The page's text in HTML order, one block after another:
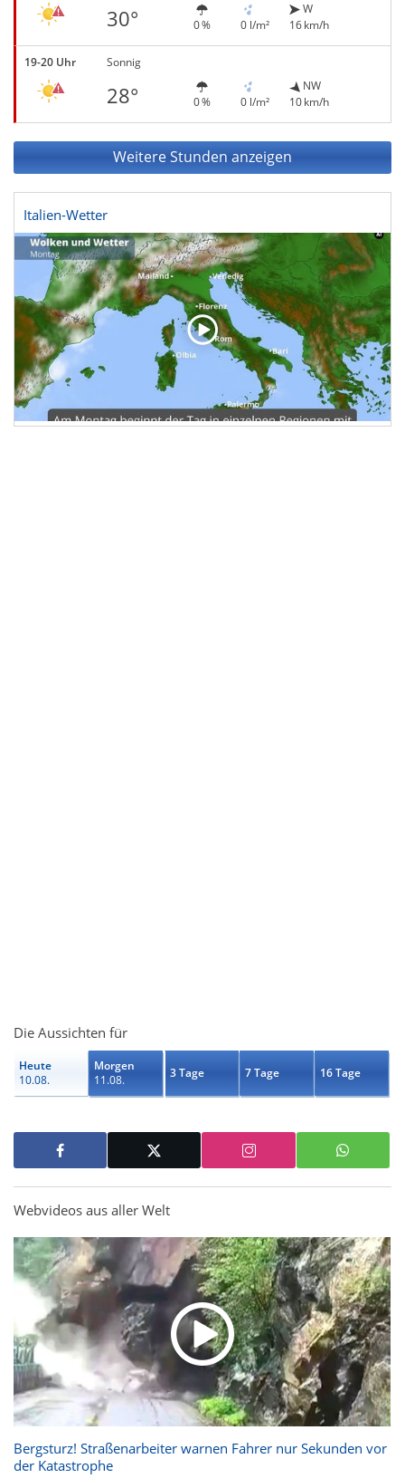
30° 0 % 0 l/m²
W
16 km/h
19-20 Uhr Sonnig
28° 0 % 0 l/m²
NW
10 km/h
Weitere Stunden anzeigen
Italien-Wetter
Die Aussichten für
Heute
10.08.
Morgen
11.08.
3 Tage 7 Tage 16 Tage
Webvideos aus aller Welt
Bergsturz! Straßenarbeiter warnen Fahrer nur Sekunden vor
der Katastrophe